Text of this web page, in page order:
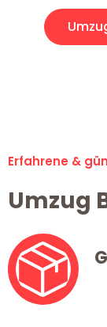
Erfahrene &
Umzug